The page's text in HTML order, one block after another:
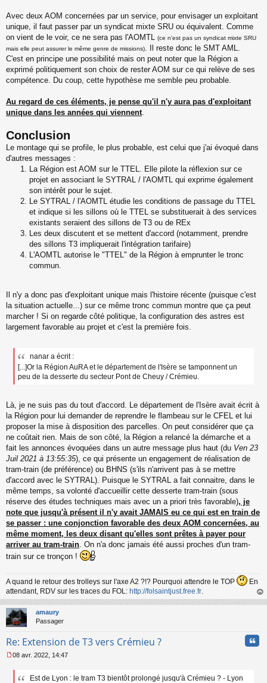
Avec deux AOM concernées par un service, pour envisager un exploitant
unique, il faut passer par un syndicat mixte SRU ou équivalent. Comme
on vient de le voir, ce ne sera pas l'AOMTL (ce n'est pas un syndicat mixte SRU
mais elle peut assurer le même genre de missions). Il reste donc le SMT AML.
C'est en principe une possibilité mais on peut noter que la Région a
exprimé politiquement son choix de rester AOM sur ce qui relève de ses
compétence. Du coup, cette hypothèse me semble peu probable.
Au regard de ces éléments, je pense qu'il n'y aura pas d'exploitant
unique dans les années qui viennent.
Conclusion
Le montage qui se profile, le plus probable, est celui que j'ai évoqué dans
d'autres messages :
La Région est AOM sur le TTEL. Elle pilote la réflexion sur ce
projet en associant le SYTRAL / l'AOMTL qui exprime également
son intérêt pour le sujet.
Le SYTRAL / l'AOMTL étudie les conditions de passage du TTEL
et indique si les sillons où le TTEL se substituerait à des services
existants seraient des sillons de T3 ou de REx
Les deux discutent et se mettent d'accord (notamment, prendre
des sillons T3 impliquerait l'intégration tarifaire)
L'AOMTL autorise le "TTEL" de la Région à emprunter le tronc
commun.
Il n'y a donc pas d'exploitant unique mais l'histoire récente (puisque c'est
la situation actuelle...) sur ce même tronc commun montre que ça peut
marcher ! Si on regarde côté politique, la configuration des astres est
largement favorable au projet et c'est la première fois.
nanar a écrit :
[...]Or la Région AuRA et le département de l'Isère se tamponnent un
peu de la desserte du secteur Pont de Cheuy / Crémieu.
Là, je ne suis pas du tout d'accord. Le département de l'Isère avait écrit à
la Région pour lui demander de reprendre le flambeau sur le CFEL et lui
proposer la mise à disposition des parcelles. On peut considérer que ça
ne coûtait rien. Mais de son côté, la Région a relancé la démarche et a
fait les annonces évoquées dans un autre message plus haut (du Ven 23
Juil 2021 à 13:55:35), ce qui présente un engagement de réalisation de
tram-train (de préférence) ou BHNS (s'ils n'arrivent pas à se mettre
d'accord avec le SYTRAL). Puisque le SYTRAL a fait connaitre, dans le
même temps, sa volonté d'accueillir cette desserte tram-train (sous
réserve des études techniques mais avec un a priori très favorable), je
note que jusqu'à présent il n'y avait JAMAIS eu ce qui est en train de
se passer : une conjonction favorable des deux AOM concernées, au
même moment, les deux disant qu'elles sont prêtes à payer pour
arriver au tram-train. On n'a donc jamais été aussi proches d'un tram-
train sur ce tronçon !
A quand le retour des trolleys sur l'axe A2 ?!? Pourquoi attendre le TOP
En
attendant, RDV sur les traces du FOL: http://folsaintjust.free.fr.
au
amaury
Passager
Re: Extension de T3 vers Crémieu ?
e
08 avr. 2022, 14:47
Est de Lyon : le tram T3 bientôt prolongé jusqu'à Crémieu ? - Lyon